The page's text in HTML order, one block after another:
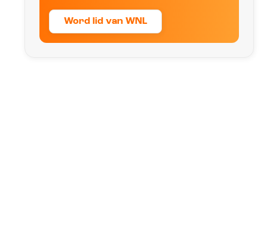
Word lid van WNL